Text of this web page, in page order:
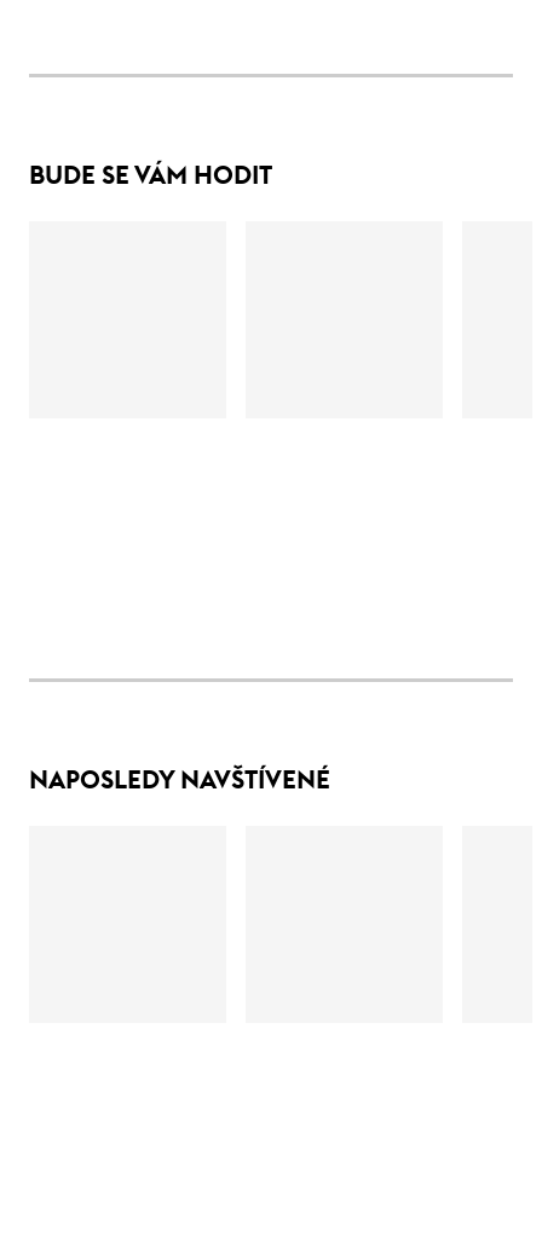
BUDE SE VÁM HODIT
NAPOSLEDY NAVŠTÍVENÉ